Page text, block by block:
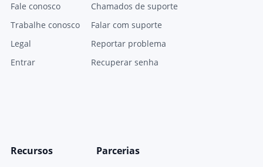
Fale conosco
Trabalhe conosco
Legal
Entrar
Chamados de suporte
Falar com suporte
Reportar problema
Recuperar senha
Recursos Parcerias